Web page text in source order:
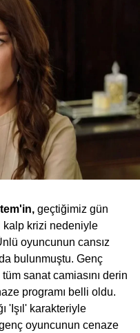
geçtiğimiz gün
krizi nedeniyle
oyuncunun cansız
bulunmuştu. Genç
sanat camiasını derin
programı belli oldu.
'Işıl' karakteriyle
oyuncunun cenaze